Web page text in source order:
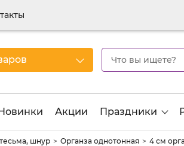
Акции Праздники
шнур Органза однотонная 4 см